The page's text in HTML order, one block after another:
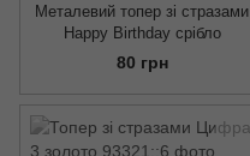
Металевий топер зі стразами
Happy Birthday срібло
80 грн